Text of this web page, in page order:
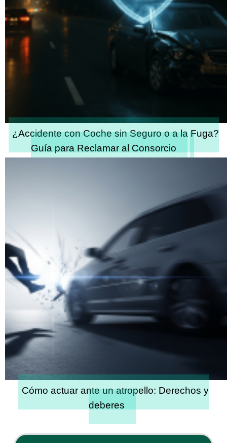
¿Accidente con Coche sin Seguro o a la Fuga?
Guía para Reclamar al Consorcio
Cómo actuar ante un atropello: Derechos y
deberes